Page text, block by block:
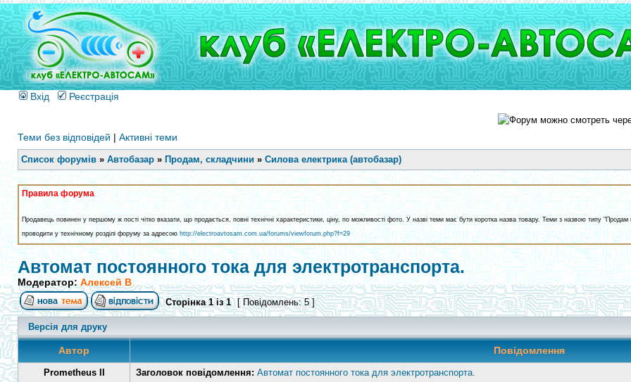
Вхід Реєстрація
Теми без відповідей | Активні теми
Список форумів » Автобазар » Продам, складчини » Силова електрика (автобазар)
Правила форума
Продавець повинен у першому ж пості чітко вказати, що продається, повні технічні характеристики, ціну, по можливості фото. У назві теми має бути коротка назва товару. Теми з назвою типу
проводити у технічному розділі форуму за адресою http://electroavtosam.com.ua/forums/viewforum.php?f=29
Автомат постоянного тока для электротранспорта.
Модератор: Алексей В
Сторінка1із1 [ Повідомлень: 5 ]
Версія для друку
Автор Повідомлення
Prometheus II Заголовок повідомлення: Автомат постоянного тока для электротранспорта.